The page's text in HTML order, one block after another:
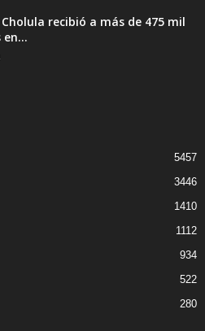
Cholula recibió a más de 475 mil
5457
3446
1410
1112
934
522
280